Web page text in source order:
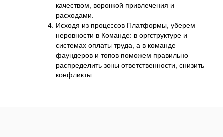
качеством, воронкой привлечения и
расходами.
Исходя из процессов Платформы, уберем
неровности в Команде: в оргструктуре и
системах оплаты труда, а в команде
фаундеров и топов поможем правильно
распределить зоны ответственности, снизить
конфликты.